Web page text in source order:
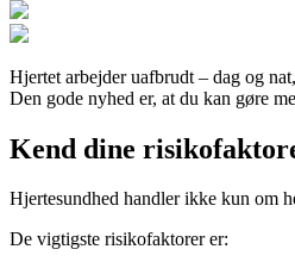
Hjertet arbejder uafbrudt – dag og
Den gode nyhed er, at du kan gøre
Kend dine
Hjertesundhed handler ikke kun om
De vigtigste risikofaktorer er: